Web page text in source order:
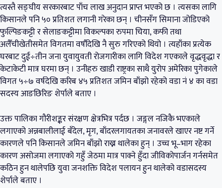
त्यस्तै सङ्घीय सरकारबाट पाँच लाख अनुदान प्राप्त भएको छ । त्यसका लागि
किसानले पनि ५० प्रतिशत लगानी गरेका छन् । चीनसँग सिमाना जोडिएको
फुल्पिङकट्टी र सेलाङकट्टीमा विकल्पका रुपमा चिया, कफी तथा
अलैँचीखेतीसमेत विगतमा वर्षौदेखि नै सुरु गरिएको थियो । त्यहाँका प्रत्येक
घरबाट दुई÷तीन जना युवायुवती रोजगारीका लागि विदेश गएकाले वृद्धवृद्धा र
केटाकेटी मात्र घरमा छन् । उनीहरु खाडी राष्ट्रका साथै युरोप अमेरिका पुगेकाले
विगत ५÷७ वर्षदेखि करिब ४५ प्रतिशत जमिन बाँझो रहेको वडा नं ४ का वडा
सदस्य आङछिरिङ शेर्पाले बताए ।
उक्त पालिका गौरीशङ्कर संरक्षण क्षेत्रभित्र पर्दछ । जङ्गल नजिकै भएकाले
लगाएको अन्नबालीलाई बँदेल, मृग, बाँदरलगायतका जनावरले खाएर नष्ट गर्ने
कारणले पनि किसानले जमिन बाँझो राख्न थालेका हुन् । उच्च भू–भाग रहेका
कारण असोजमा लगाएको गहुँ जेठमा मात्र पाक्ने हुँदा जीविकोपार्जन गर्नसमेत
कठिन हुन थालेपछि युवा जनशक्ति विदेश पलायन हुन थालेको वडासदस्य
शेर्पाले बताए ।